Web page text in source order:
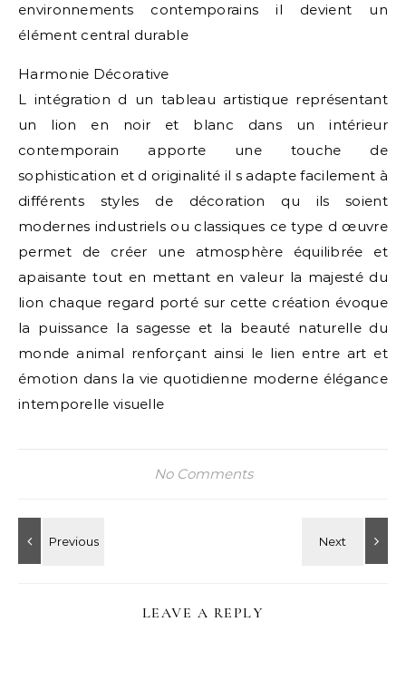
environnements contemporains il devient un
élément central durable
Harmonie Décorative
L intégration d un tableau artistique représentant
un lion en noir et blanc dans un intérieur
contemporain apporte une touche de
sophistication et d originalité il s adapte facilement à
différents styles de décoration qu ils soient
modernes industriels ou classiques ce type d œuvre
permet de créer une atmosphère équilibrée et
apaisante tout en mettant en valeur la majesté du
lion chaque regard porté sur cette création évoque
la puissance la sagesse et la beauté naturelle du
monde animal renforçant ainsi le lien entre art et
émotion dans la vie quotidienne moderne élégance
intemporelle visuelle
No Comments
LEAVE A REPLY